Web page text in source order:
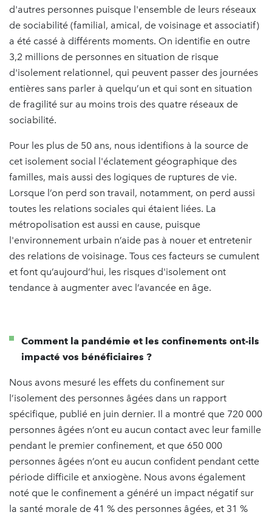
d'autres personnes puisque l'ensemble de leurs réseaux
de sociabilité (familial, amical, de voisinage et associatif)
a été cassé à différents moments. On identifie en outre
3,2 millions de personnes en situation de risque
d'isolement relationnel, qui peuvent passer des journées
entières sans parler à quelqu’un et qui sont en situation
de fragilité sur au moins trois des quatre réseaux de
sociabilité.
Pour les plus de 50 ans, nous identifions à la source de
cet isolement social l'éclatement géographique des
familles, mais aussi des logiques de ruptures de vie.
Lorsque l’on perd son travail, notamment, on perd aussi
toutes les relations sociales qui étaient liées. La
métropolisation est aussi en cause, puisque
l'environnement urbain n’aide pas à nouer et entretenir
des relations de voisinage. Tous ces facteurs se cumulent
et font qu’aujourd’hui, les risques d'isolement ont
tendance à augmenter avec l’avancée en âge.
Comment la pandémie et les confinements ont-ils
impacté vos bénéficiaires ?
Nous avons mesuré les effets du confinement sur
l’isolement des personnes âgées dans un rapport
spécifique, publié en juin dernier. Il a montré que 720 000
personnes âgées n’ont eu aucun contact avec leur famille
pendant le premier confinement, et que 650 000
personnes âgées n’ont eu aucun confident pendant cette
période difficile et anxiogène. Nous avons également
noté que le confinement a généré un impact négatif sur
la santé morale de 41 % des personnes âgées, et 31 %